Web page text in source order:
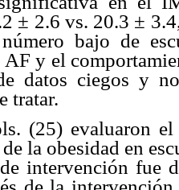
± 2.6 vs. 20.3 ±
bajo de
AF y el
datos ciegos y
tratar.
(25) evaluaron
la obesidad en
intervención fue